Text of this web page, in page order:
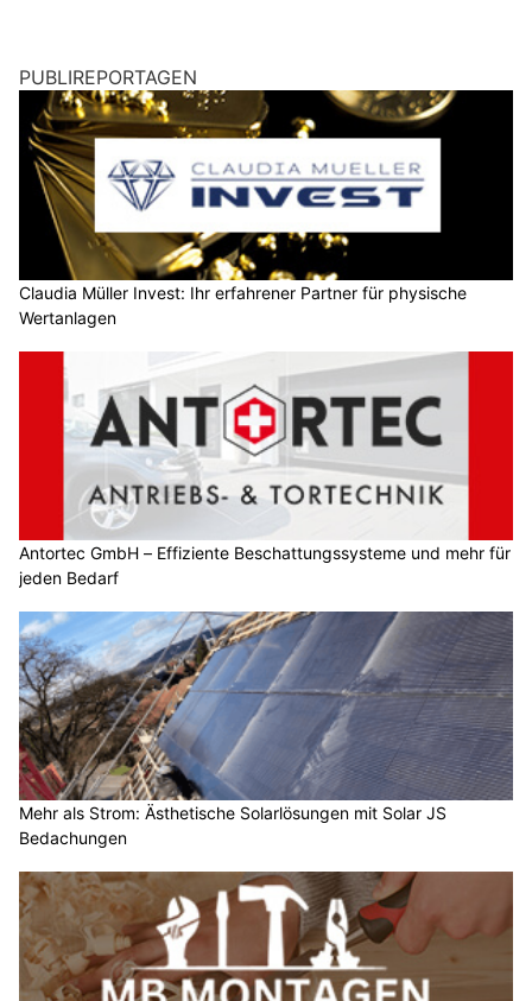
PUBLIREPORTAGEN
Claudia Müller Invest: Ihr erfahrener Partner für physische
Wertanlagen
Antortec GmbH – Effiziente Beschattungssysteme und mehr für
jeden Bedarf
Mehr als Strom: Ästhetische Solarlösungen mit Solar JS
Bedachungen